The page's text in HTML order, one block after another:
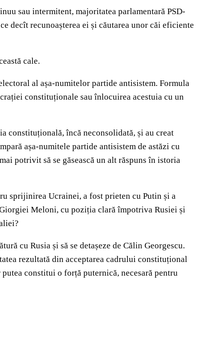
sau intermitent, majoritatea parlamentară PSD-
decît recunoașterea ei și căutarea unor căi eficiente
cale.
al așa-numitelor partide antisistem. Formula
constituționale sau înlocuirea acestuia cu un
constituțională, încă neconsolidată, și au creat
așa-numitele partide antisistem de astăzi cu
potrivit să se găsească un alt răspuns în istoria
sprijinirea Ucrainei, a fost prieten cu Putin și a
Meloni, cu poziția clară împotriva Rusiei și
cu Rusia și să se detașeze de Călin Georgescu.
rezultată din acceptarea cadrului constituțional
constitui o forță puternică, necesară pentru